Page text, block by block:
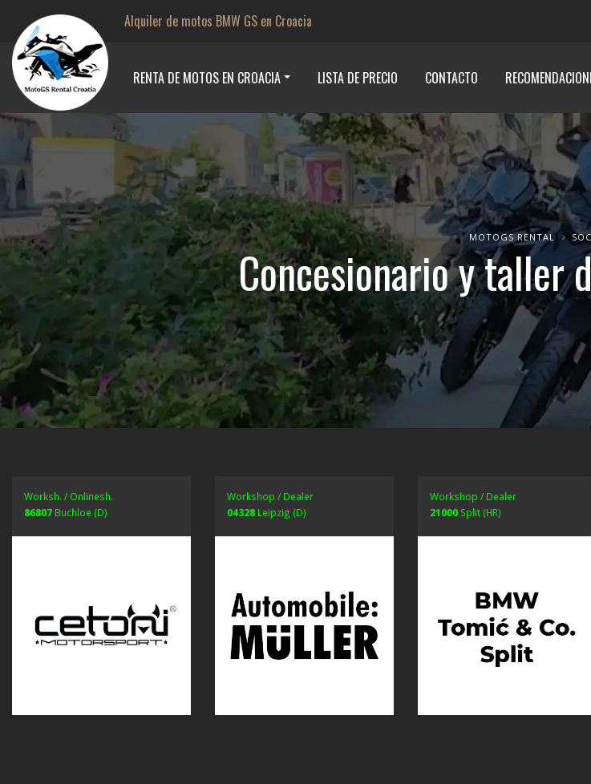
Alquiler de motos BMW GS en Croacia
RENTA DE MOTOS EN CROACIA LISTA DE PRECIO CONTACTO
MOTOGS RENTAL
Concesionario y taller
Worksh. / Onlinesh.
86807 Buchloe (D)
Workshop / Dealer
04328Leipzig (D)
Workshop / Dealer
21000 Split (HR)